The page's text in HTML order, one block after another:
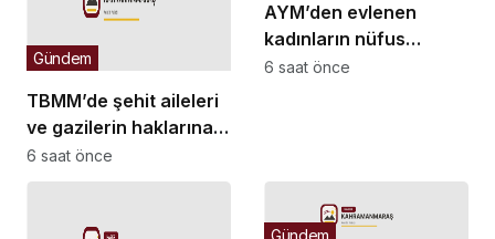
TBMM’de şehit aileleri
ve gazilerin haklarına
ilişkin kanun teklifi
yasalaştı: “Şehitler,
gazilerimiz hepimizin
Gündem
6 saat önce
AYM’den evlenen
kadınların nüfus
kaydına ilişkin karar
6 saat önce